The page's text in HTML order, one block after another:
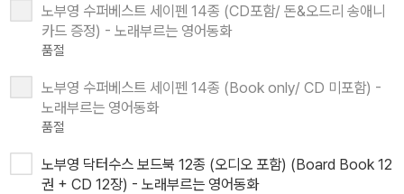
노부영 수퍼베스트 세이펜 14종 (CD포함/ 돈&오드리 송애니
카드 증정) - 노래부르는 영어동화
품절
노부영 수퍼베스트 세이펜 14종 (Book only/ CD 미포함) -
노래부르는 영어동화
품절
노부영 닥터수스 보드북 12종 (오디오 포함) (Board Book 12
권 + CD 12장) - 노래부르는 영어동화